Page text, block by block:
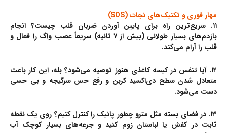
مهار فوری و تکنیک‌های نجات (SOS)
۱۱. سریع‌ترین راه برای پایین آوردن ضربان قلب چیست؟
انجام
بازدم‌های بسیار طولانی (بیش از ۷ ثانیه) سریعاً عصب واگ را فعال و
قلب را آرام می‌کند.
۱۲. آیا تنفس در کیسه کاغذی هنوز توصیه می‌شود؟
بله، این کار باعث
متعادل شدن سطح دی‌اکسید کربن و رفع حس سرگیجه و بی حسی
دست می‌شود.
۱۳. در فضای بسته مثل مترو چطور پانیک را کنترل کنیم؟
روی یک نقطه
ثابت در کفش یا لباستان زوم کنید و جرعه‌های بسیار کوچک آب